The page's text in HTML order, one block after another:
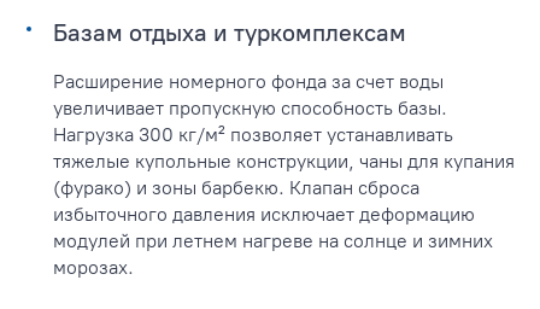
Базам отдыха и туркомплексам
Расширение номерного фонда за счет воды
увеличивает пропускную способность базы.
Нагрузка 300 кг/м² позволяет устанавливать
тяжелые купольные конструкции, чаны для купания
(фурако) и зоны барбекю. Клапан сброса
избыточного давления исключает деформацию
модулей при летнем нагреве на солнце и зимних
морозах.